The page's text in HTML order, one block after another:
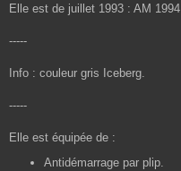
Elle est de juillet 1993 : AM 1994
-----
Info : couleur gris Iceberg.
-----
Elle est équipée de :
Antidémarrage par plip.